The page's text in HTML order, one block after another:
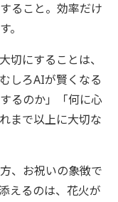
ること。効率だけ
。
切にすることは、
しろAIが賢くなる
るのか」「何に心
まで以上に大切な
、お祝いの象徴で
えるのは、花火が